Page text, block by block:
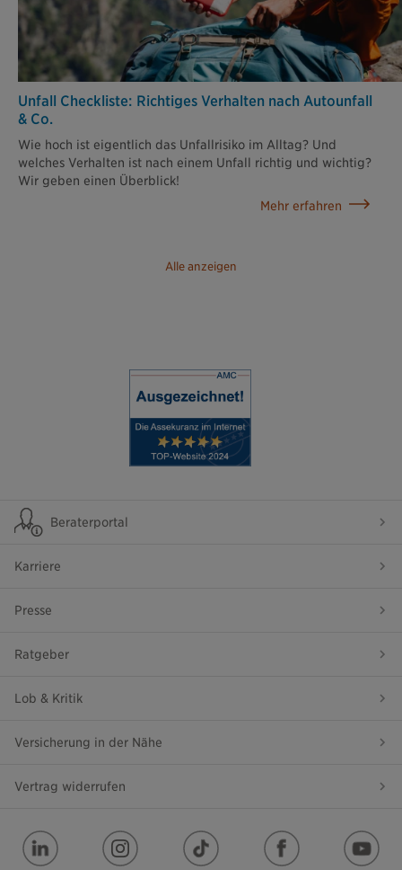
Alle anzeigen
Unfall Checkliste: Richtiges Verhalten nach Autounfall
& Co.
Wie hoch ist eigentlich das Unfallrisiko im Alltag? Und
welches Verhalten ist nach einem Unfall richtig und wichtig?
Wir geben einen Überblick!
Mehr erfahren
Beraterportal
Karriere
Presse
Ratgeber
Lob & Kritik
Versicherung in der Nähe
Vertrag widerrufen